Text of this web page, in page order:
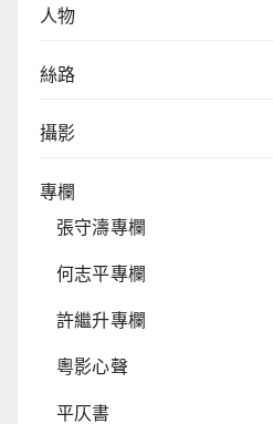
人物
絲路
攝影
專欄
張守濤專欄
何志平專欄
許繼升專欄
粵影心聲
平仄書